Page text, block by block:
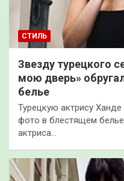
СТИЛЬ
Звезду турецкого
мою дверь»
белье
Турецкую актрису
фото в блестящем
актриса…